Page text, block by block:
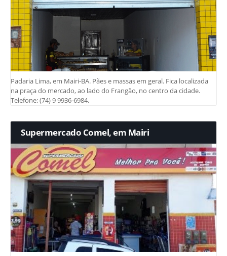
Padaria Lima, em Mairi-BA. Pães e massas em geral. Fica localizada
na praça do mercado, ao lado do Frangão, no centro da cidade.
Telefone: (74) 9 9936-6984.
Supermercado Comel, em Mairi